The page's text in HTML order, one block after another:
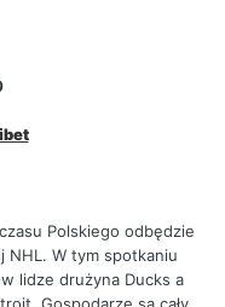
Polskiego odbędzie
NHL. W tym spotkaniu
lidze drużyna Ducks a
Gospodarze są cały